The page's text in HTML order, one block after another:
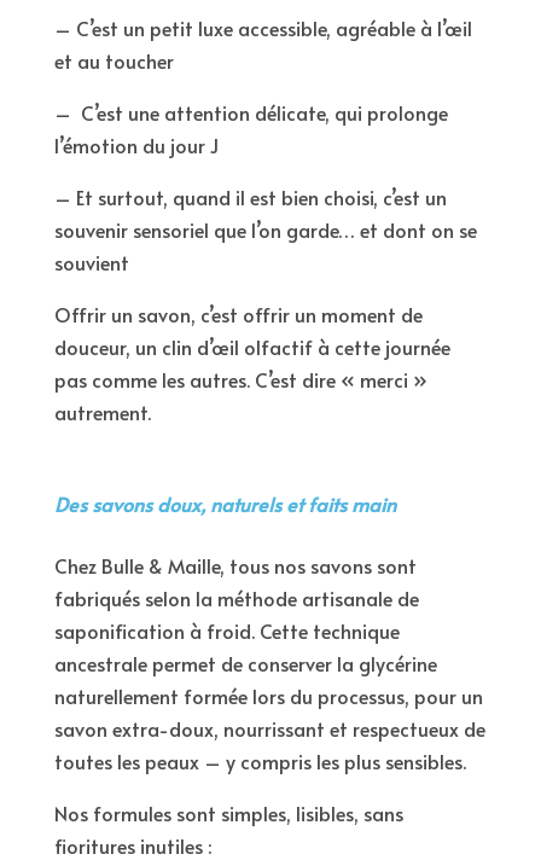
– C’est un petit luxe accessible, agréable à l’œil
et au toucher
– C’est une attention délicate, qui prolonge
l’émotion du jour J
– Et surtout, quand il est bien choisi, c’est un
souvenir sensoriel que l’on garde… et dont on se
souvient
Offrir un savon, c’est offrir un moment de
douceur, un clin d’œil olfactif à cette journée
pas comme les autres. C’est dire « merci »
autrement.
Des savons doux, naturels et faits main
Chez Bulle & Maille, tous nos savons sont
fabriqués selon la méthode artisanale de
saponification à froid. Cette technique
ancestrale permet de conserver la glycérine
naturellement formée lors du processus, pour un
savon extra-doux, nourrissant et respectueux de
toutes les peaux – y compris les plus sensibles.
Nos formules sont simples, lisibles, sans
fioritures inutiles :